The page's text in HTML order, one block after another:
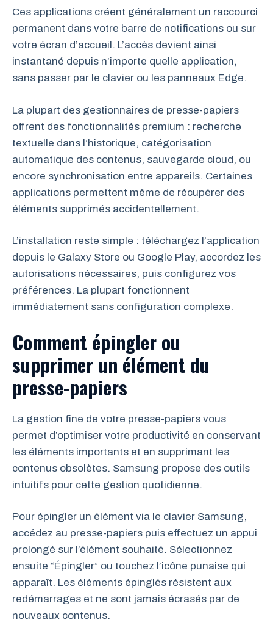
Ces applications créent généralement un raccourci
permanent dans votre barre de notifications ou sur
votre écran d’accueil. L’accès devient ainsi
instantané depuis n’importe quelle application,
sans passer par le clavier ou les panneaux Edge.
La plupart des gestionnaires de presse-papiers
offrent des fonctionnalités premium : recherche
textuelle dans l’historique, catégorisation
automatique des contenus, sauvegarde cloud, ou
encore synchronisation entre appareils. Certaines
applications permettent même de récupérer des
éléments supprimés accidentellement.
L’installation reste simple : téléchargez l’application
depuis le Galaxy Store ou Google Play, accordez les
autorisations nécessaires, puis configurez vos
préférences. La plupart fonctionnent
immédiatement sans configuration complexe.
Comment épingler ou
supprimer un élément du
presse-papiers
La gestion fine de votre presse-papiers vous
permet d’optimiser votre productivité en conservant
les éléments importants et en supprimant les
contenus obsolètes. Samsung propose des outils
intuitifs pour cette gestion quotidienne.
Pour épingler un élément via le clavier Samsung,
accédez au presse-papiers puis effectuez un appui
prolongé sur l’élément souhaité. Sélectionnez
ensuite “Épingler” ou touchez l’icône punaise qui
apparaît. Les éléments épinglés résistent aux
redémarrages et ne sont jamais écrasés par de
nouveaux contenus.